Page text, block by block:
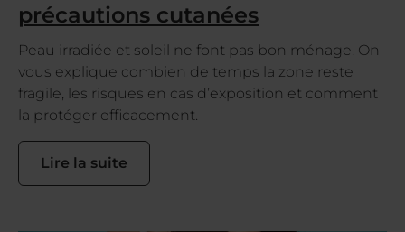
précautions cutanées
Peau irradiée et soleil ne font pas bon ménage. On
vous explique combien de temps la zone reste
fragile, les risques en cas d’exposition et comment
la protéger efficacement.
Lire la suite